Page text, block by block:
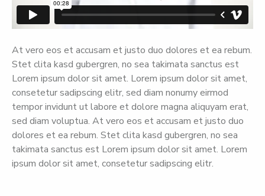
At vero eos et accusam et justo duo dolores et ea rebum.
Stet clita kasd gubergren, no sea takimata sanctus est
Lorem ipsum dolor sit amet. Lorem ipsum dolor sit amet,
consetetur sadipscing elitr, sed diam nonumy eirmod
tempor invidunt ut labore et dolore magna aliquyam erat,
sed diam voluptua. At vero eos et accusam et justo duo
dolores et ea rebum. Stet clita kasd gubergren, no sea
takimata sanctus est Lorem ipsum dolor sit amet. Lorem
ipsum dolor sit amet, consetetur sadipscing elitr.